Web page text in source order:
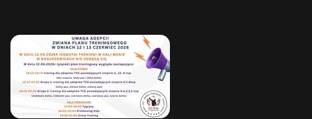
Nawigacja
wpisu